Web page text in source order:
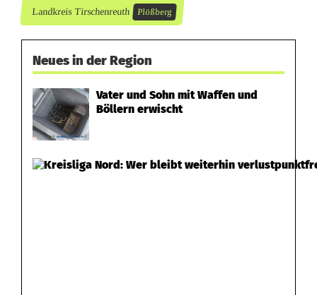
l
e
Landkreis Tirschenreuth Plößberg
Neues in der Region
Vater und Sohn mit Waffen und
Böllern erwischt